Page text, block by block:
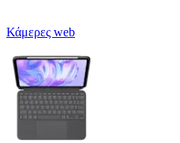
Κάμερες web